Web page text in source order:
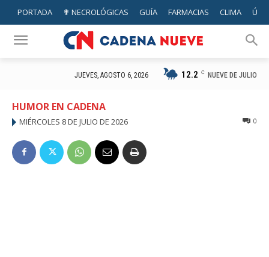
PORTADA ✟ NECROLÓGICAS GUÍA FARMACIAS CLIMA
JUEVES, AGOSTO 6, 2026 12.2 C NUEVE DE JULIO
HUMOR EN CADENA
MIÉRCOLES 8 DE JULIO DE 2026 0